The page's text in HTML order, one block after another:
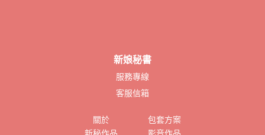
新娘秘書
服務專線
客服信箱
關於
包套方案